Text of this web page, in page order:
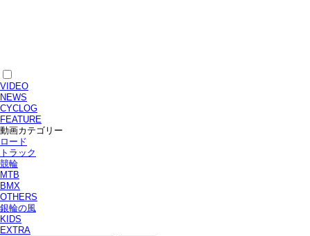
VIDEO
NEWS
CYCLOG
FEATURE
動画カテゴリー
ロード
トラック
競輪
MTB
BMX
OTHERS
銀輪の風
KIDS
EXTRA